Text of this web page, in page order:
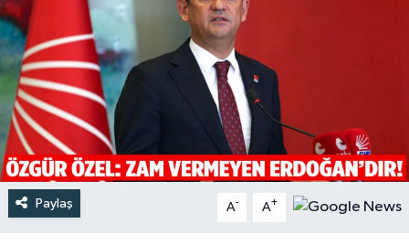
Paylaş A- A+
Türkiye
Yaşam